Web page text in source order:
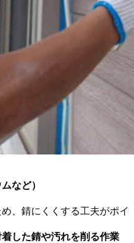
など）
、錆にくくする工夫がポイ
した錆や汚れを削る作業